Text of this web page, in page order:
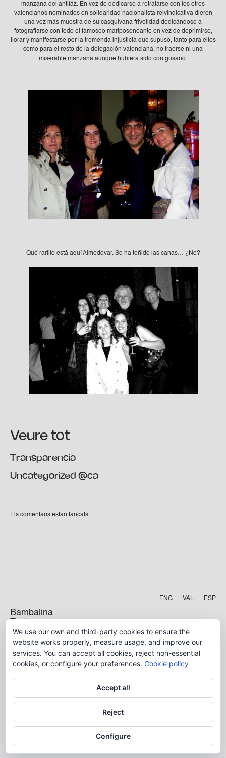
Veure tot
Transparencia
Uncategorized @ca
manzana del antifáz. En vez de dedicarse a retratarse con los otros
valencianos nominados en solidaridad nacionalista reivindicativa dieron
una vez más muestra de su casquivana frivolidad dedicándose a
fotografiarse con todo el famoseo mariposoneante en vez de deprimirse,
llorar y manifestarse por la tremenda injusticia que supuso, tanto para ellos
como para el resto de la delegación valenciana, no traerse ni una
miserable manzana aunque hubiera sido con gusano.
Qué rarillo está aquí Almodovar. Se ha teñido las canas… ¿No?
Els comentaris estan tancats.
ENG VAL ESP
Bambalina
Teatre
Practicable
Carrer Manyà, 5-baix
46009, València
info@bambalina.es
Tel (+34) 664 576 071
Projecte finançat per
Aviso Legal
We use our own and third-party cookies to ensure the
website works properly, measure usage, and improve our
services. You can accept all cookies, reject non-essential
cookies, or configure your preferences. Cookie policy
Accept all
Reject
Configure